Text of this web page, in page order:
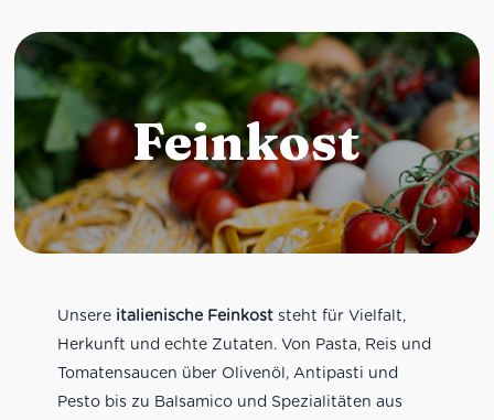
Feinkost
Unsere italienische Feinkoststeht für Vielfalt,
Herkunft und echte Zutaten. Von Pasta, Reis und
Tomatensaucen über Olivenöl, Antipasti und
Pesto bis zu Balsamico und Spezialitäten aus